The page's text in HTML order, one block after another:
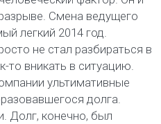
Смена ведущего
легкий 2014 год.
не стал разбираться в
то вникать в ситуацию.
ультимативные
долга.
Долг, конечно, был